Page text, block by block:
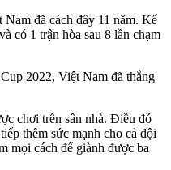
đã cách đây 11 năm. Kể
có 1 trận hòa sau 8 lần chạm
2022, Việt Nam đã thắng
chơi trên sân nhà. Điều đó
thêm sức mạnh cho cả đội
mọi cách để giành được ba